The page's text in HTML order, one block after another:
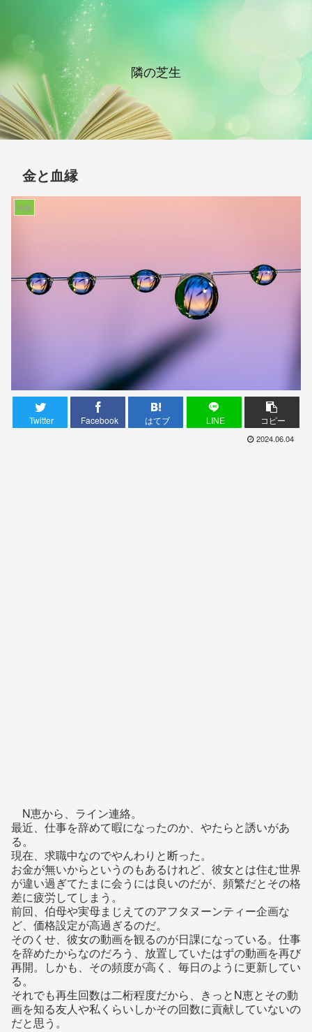
隣の芝生
金と血縁
家族
Twitter Facebook はてブ LINE コピー
2024.06.04
N恵から、ライン連絡。
最近、仕事を辞めて暇になったのか、やたらと誘いがあ
る。
現在、求職中なのでやんわりと断った。
お金が無いからというのもあるけれど、彼女とは住む世界
が違い過ぎてたまに会うには良いのだが、頻繁だとその格
差に疲労してしまう。
前回、伯母や実母まじえてのアフタヌーンティー企画な
ど、価格設定が高過ぎるのだ。
そのくせ、彼女の動画を観るのが日課になっている。仕事
を辞めたからなのだろう、放置していたはずの動画を再び
再開。しかも、その頻度が高く、毎日のように更新してい
る。
それでも再生回数は二桁程度だから、きっとN恵とその動
画を知る友人や私くらいしかその回数に貢献していないの
だと思う。